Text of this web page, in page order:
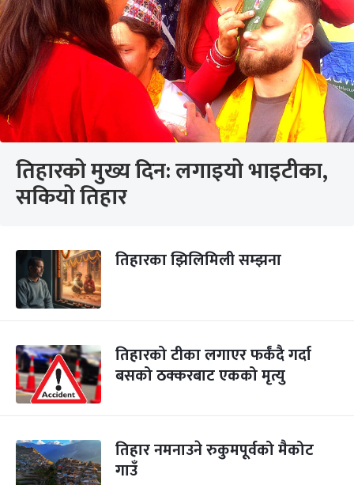
तिहारको मुख्य दिन: लगाइयो भाइटीका,
सकियो तिहार
तिहारका झिलिमिली सम्झना
तिहारको टीका लगाएर फर्कंदै गर्दा
बसको ठक्करबाट एकको मृत्यु
तिहार नमनाउने रुकुमपूर्वको मैकोट
गाउँ